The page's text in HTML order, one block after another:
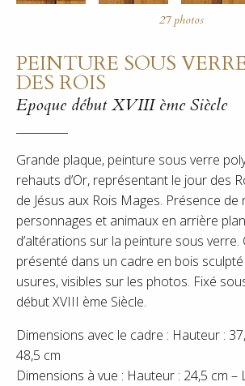
PEINTURE SOUS
DES ROIS
Epoque début XVIII ème Siècle
Grande plaque, peinture sous verre
rehauts d’Or, représentant le jour des
de Jésus aux Rois Mages. Présence
personnages et animaux en arrière
d’altérations sur la peinture sous verre.
présenté dans un cadre en bois
usures, visibles sur les photos. Fixé
début XVIII ème Siècle.
Dimensions avec le cadre : Hauteur :
48,5 cm
Dimensions à vue : Hauteur : 24,5 cm –